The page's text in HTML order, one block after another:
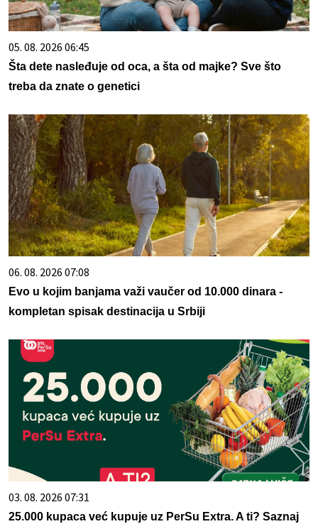
05. 08. 2026 06:45
Šta dete nasleđuje od oca, a šta od majke? Sve što
treba da znate o genetici
06. 08. 2026 07:08
Evo u kojim banjama važi vaučer od 10.000 dinara -
kompletan spisak destinacija u Srbiji
03. 08. 2026 07:31
25.000 kupaca već kupuje uz PerSu Extra. A ti? Saznaj